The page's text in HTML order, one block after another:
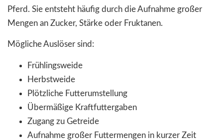
Pferd. Sie entsteht häufig durch die Aufnahme großer
Mengen an Zucker, Stärke oder Fruktanen.
Mögliche Auslöser sind:
Frühlingsweide
Herbstweide
Plötzliche Futterumstellung
Übermäßige Kraftfuttergaben
Zugang zu Getreide
Aufnahme großer Futtermengen in kurzer Zeit